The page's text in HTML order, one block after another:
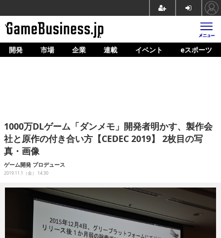
ホーム
企業動向
人材育成
産業政策
イベント/セミナー
eスポーツ
開発 市場 企業 連載 イベント eスポーツ
1000万DLゲーム「ダンメモ」開発者明かす、製作会
社と原作の付き合い方【CEDEC 2019】 2枚目の写
真・画像
ゲーム開発 プロデュース
2019.11.1（金） 14:30